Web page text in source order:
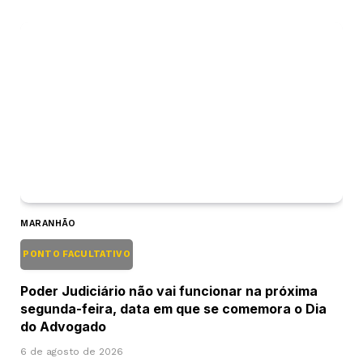
MARANHÃO
PONTO FACULTATIVO
Poder Judiciário não vai funcionar na próxima
segunda-feira, data em que se comemora o Dia
do Advogado
6 de agosto de 2026